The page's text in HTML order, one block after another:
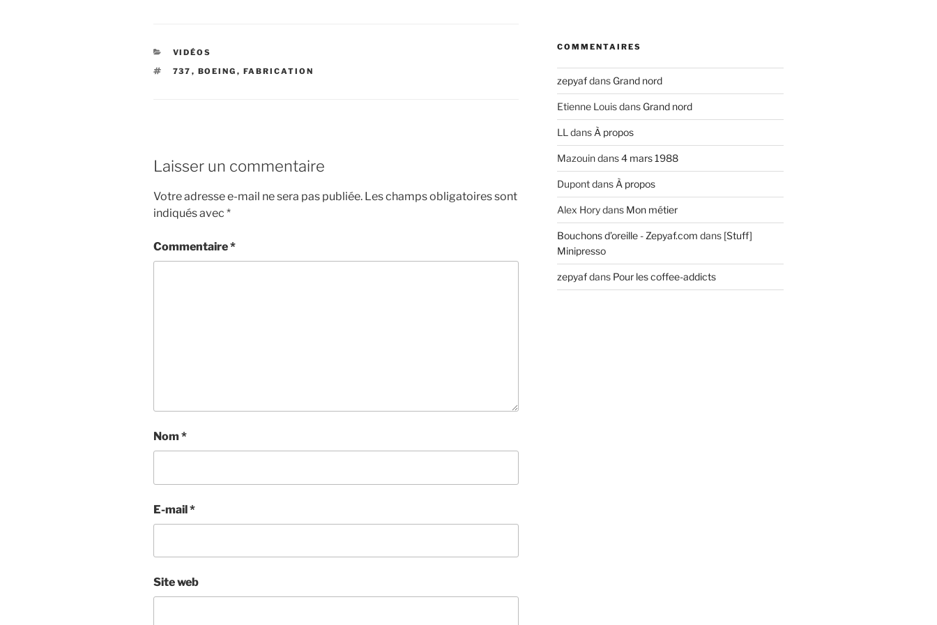
CATÉGORIES
VIDÉOS
ÉTIQUETTES
737 , BOEING , FABRICATION
Laisser un commentaire
Votre adresse e-mail ne sera pas publiée. Les champs obligatoires sont
indiqués avec *
Commentaire*
Nom *
E-mail*
Site web
COMMENTAIRES
zepyafdans Grand nord
Etienne Louisdans Grand nord
LL dans À propos
Mazouindans4 mars 1988
Dupontdans À propos
Alex Horydans Mon métier
Bouchons d’oreille - Zepyaf.com dans [Stuff]
Minipresso
zepyafdans Pour les coffee-addicts